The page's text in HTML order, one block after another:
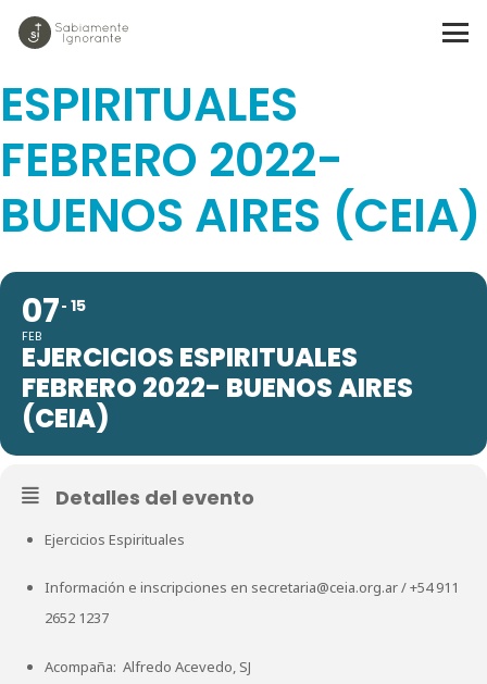
EJERCICIOS
ESPIRITUALES
FEBRERO 2022-
BUENOS AIRES (CEIA)
07
FEB
15
EJERCICIOS ESPIRITUALES
FEBRERO 2022- BUENOS AIRES
(CEIA)
Detalles del evento
Ejercicios Espirituales
Información e inscripciones en secretaria@ceia.org.ar/+54 911
2652 1237
Acompaña: Alfredo Acevedo, SJ